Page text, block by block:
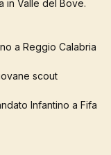
in Valle del Bove.
a Reggio Calabria
scout
Infantino a Fifa